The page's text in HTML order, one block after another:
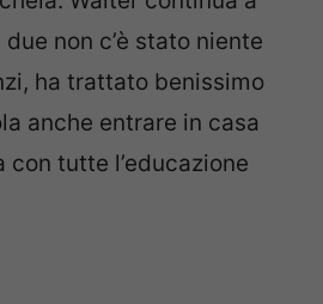
non c’è stato niente
ha trattato benissimo
anche entrare in casa
tutte l’educazione